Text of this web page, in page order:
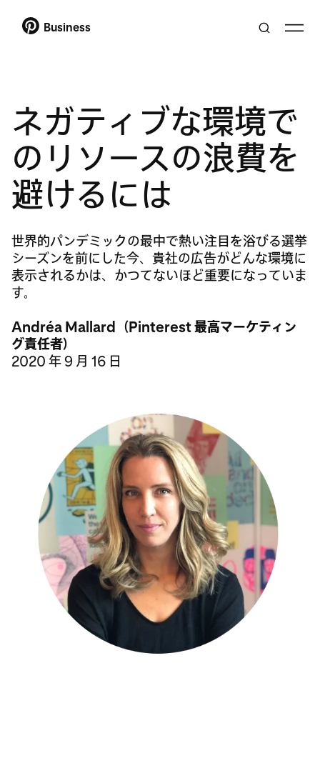
Business
ネガティブな環境で
のリソースの浪費を
避けるには
世界的パンデミックの最中で熱い注目を浴びる選挙
シーズンを前にした今、貴社の広告がどんな環境に
表示されるかは、かつてないほど重要になっていま
す。
Andréa Mallard（Pinterest 最高マーケティン
グ責任者）
2020 年 9 月 16 日